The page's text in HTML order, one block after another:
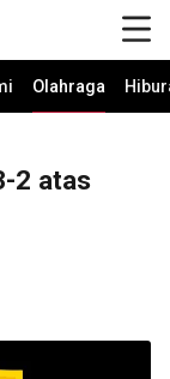
Olahraga
2 atas